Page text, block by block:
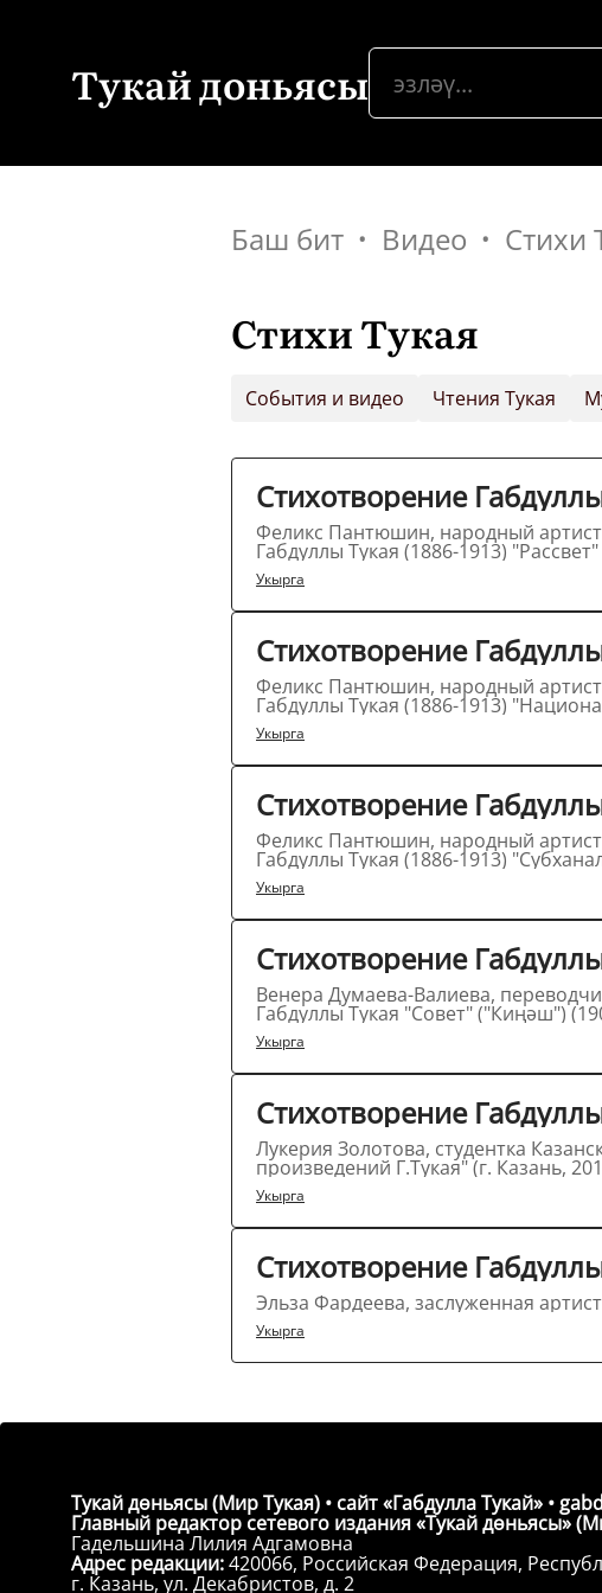
Тукай доньясы
Баш бит Видео Стихи
Стихи Тукая
События и видео Чтения Тукая
Стихотворение
Феликс Пантюшин, народный артист Татарстана, заслуженный артист России читает стихотворение татарского поэта
Укырга
Стихотворение
Феликс Пантюшин, народный артист Татарстана, заслуженный артист России читает стихотворение татарского поэта
Укырга
Стихотворение
Феликс Пантюшин, народный артист Татарстана, заслуженный артист России читает стихотворение татарского поэта
Габдуллы Тукая (1886-1913)
Укырга
Стихотворение
Венера Думаева-Валиева, переводчица произведений татарского поэта Габдуллы Тукая (1886-1913) читает стихотворение
Габдуллы Тукая "Совет" ("Киңәш")
Укырга
Стихотворение
Лукерия Золотова, студентка Казанского театрального училища, победительница "I Республиканского конкурса чтецов
Укырга
Стихотворение
Укырга
Тукай дөньясы (Мир Тукая) • сайт «Габдулла Тукай» •
Главный редактор сетевого издания «Тукай дөньясы»
Гадельшина Лилия Адгамовна
Адрес редакции:420066, Российская Федерация,
г. Казань, ул. Декабристов, д. 2